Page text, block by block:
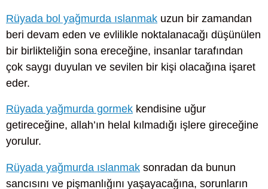
Rüyada bol yağmurda ıslanmak uzun bir zamandan
beri devam eden ve evlilikle noktalanacağı düşünülen
bir birlikteliğin sona ereceğine, insanlar tarafından
çok saygı duyulan ve sevilen bir kişi olacağına işaret
eder.
Rüyada yağmurda gormek kendisine uğur
getireceğine, allah’ın helal kılmadığı işlere gireceğine
yorulur.
Rüyada yağmurda ıslanmak sonradan da bunun
sancısını ve pişmanlığını yaşayacağına, sorunların